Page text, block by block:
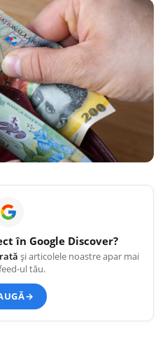
în Google Discover?
și articolele noastre apar mai
ul tău.
→